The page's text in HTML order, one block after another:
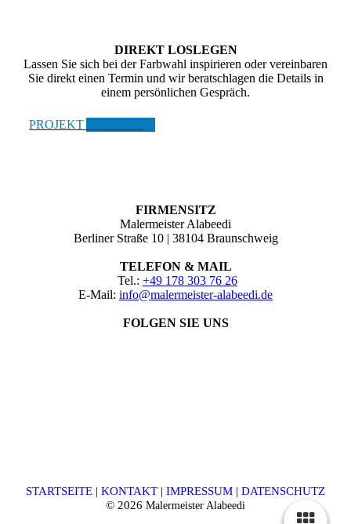
DIREKT LOSLEGEN
Lassen Sie sich bei der Farbwahl inspirieren oder vereinbaren
Sie direkt einen Termin und wir beratschlagen die Details in
einem persönlichen Gespräch.
PROJEKT STARTEN
FIRMENSITZ
Malermeister Alabeedi
Berliner Straße 10 | 38104 Braunschweig
TELEFON & MAIL
Tel.: +49 178 303 76 26
E-Mail: info@malermeister-alabeedi.de
FOLGEN SIE UNS
STARTSEITE | KONTAKT | IMPRESSUM | DATENSCHUTZ
© 2026 Malermeister Alabeedi